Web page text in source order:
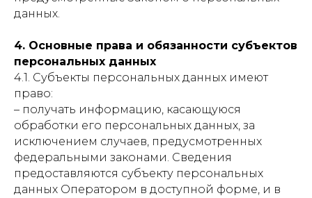
данных.
4. Основные права и обязанности субъектов
персональных данных
4.1. Субъекты персональных данных имеют
право:
– получать информацию, касающуюся
обработки его персональных данных, за
исключением случаев, предусмотренных
федеральными законами. Сведения
предоставляются субъекту персональных
данных Оператором в доступной форме, и в